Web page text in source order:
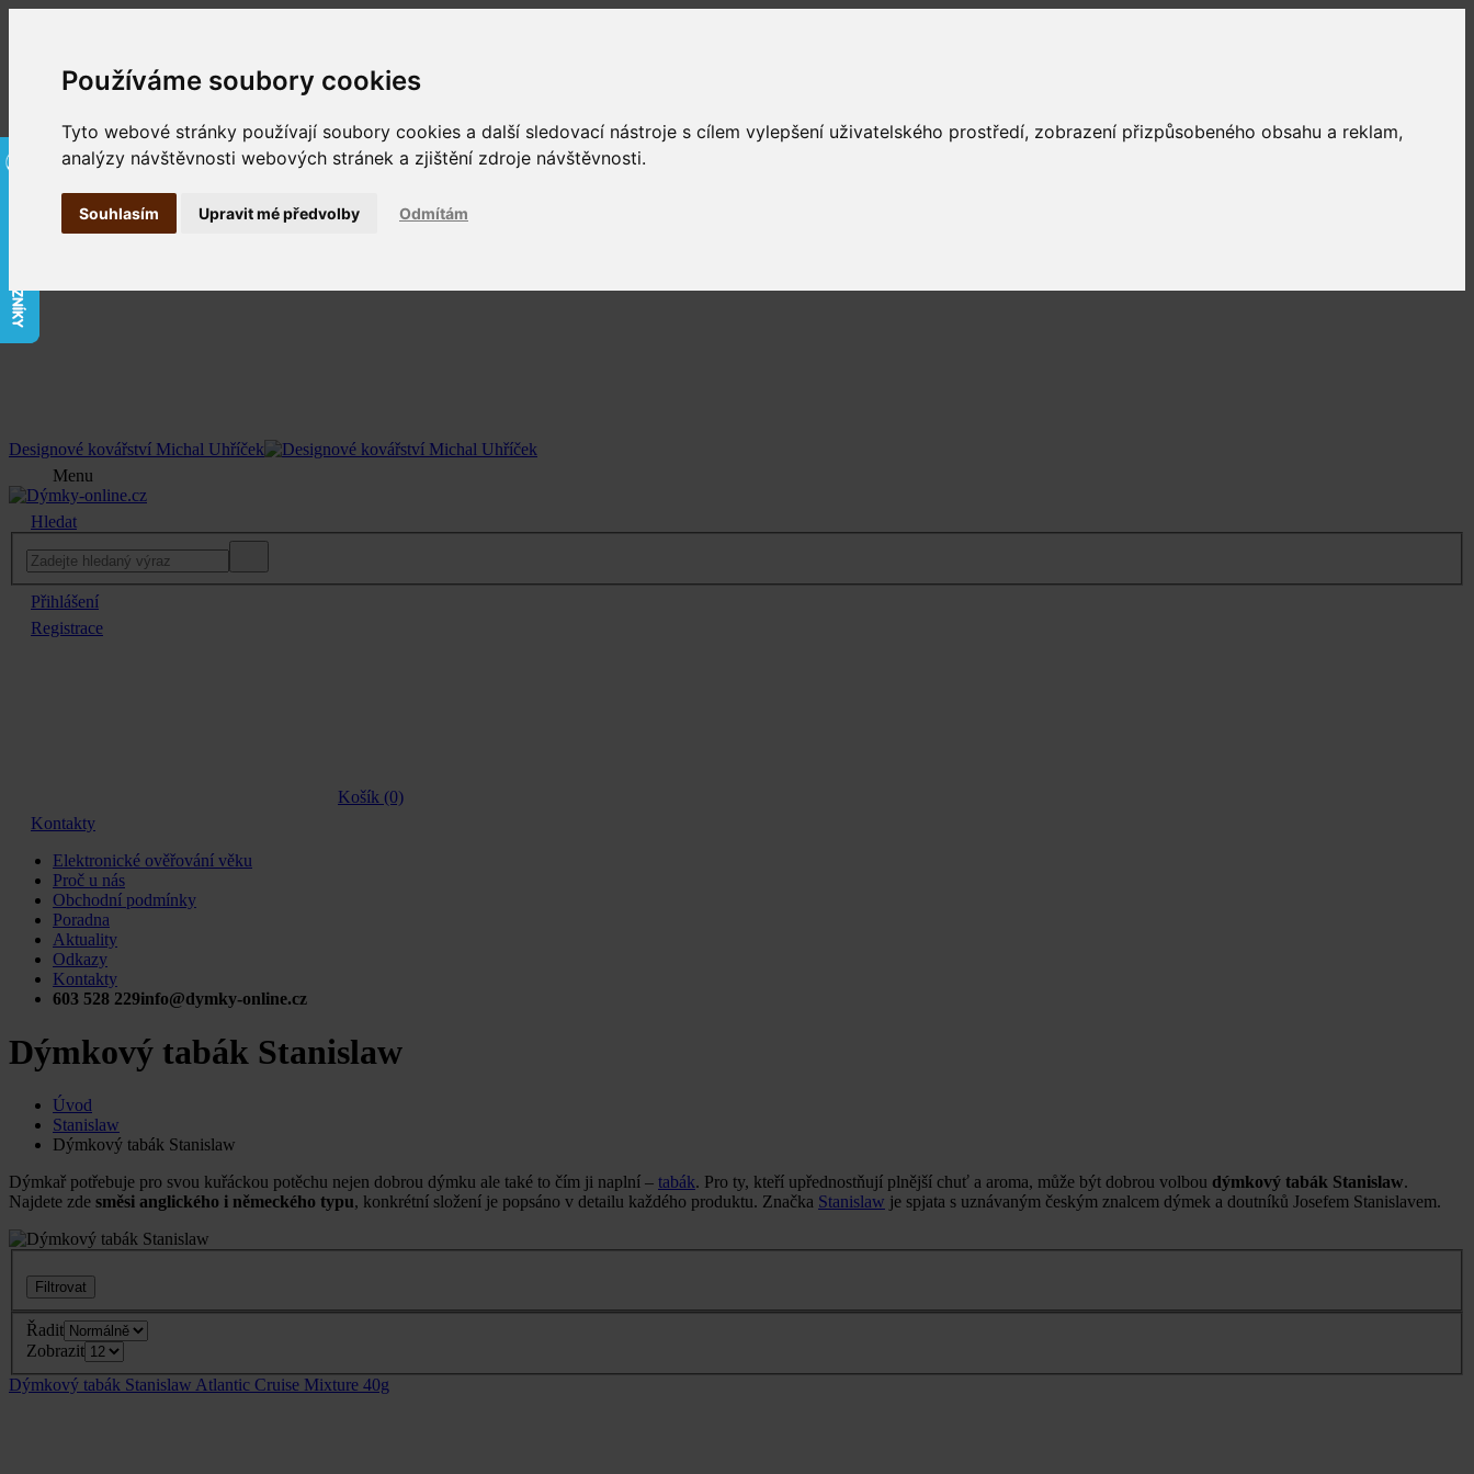
Používáme soubory cookies
Tyto webové stránky používají soubory cookies a další sledovací nástroje s cílem vylepšení uživatelského prostředí, zobrazení přizpůsobeného obsahu a reklam,
analýzy návštěvnosti webových stránek a zjištění zdroje návštěvnosti.
Souhlasím Odmítám
Upravit mé předvolby
Designové kovářství Michal Uhříček
Menu
Hledat
Přihlášení
Registrace
Košík (0)
Kontakty
Elektronické ověřování věku
Proč u nás
Obchodní podmínky
Poradna
Aktuality
Odkazy
Kontakty
603 528 229info@dymky-online.cz
Dýmkový tabák Stanislaw
Úvod
Stanislaw
Dýmkový tabák Stanislaw
Dýmkař potřebuje pro svou kuřáckou potěchu nejen dobrou dýmku ale také to čím ji naplní – tabák. Pro ty, kteří upřednostňují plnější chuť a aroma, může být dobrou volbou dýmkový tabák Stanislaw.
Najdete zde směsi anglického i německého typu, konkrétní složení je popsáno v detailu každého produktu. Značka Stanislaw je spjata s uznávaným českým znalcem dýmek a doutníků Josefem Stanislavem.
Filtrovat
Řadit
Zobrazit
Dýmkový tabák Stanislaw Atlantic Cruise Mixture 40g